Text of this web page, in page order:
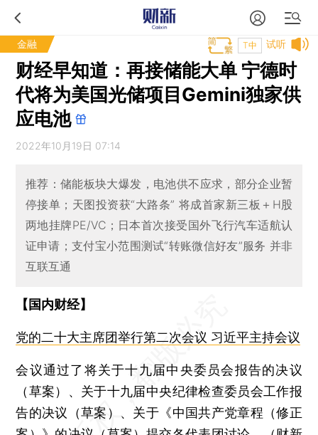
金融 试听
T中
财经早知道：再接储能大单 宁德时
代将为美国光储项目Gemini独家供
应电池
2022年10月19日 07:14
推荐：储能板块大爆发，电池供不应求，部分企业暂
停接单；天图投资获“大路条” 将成首家新三板＋H股
两地挂牌PE/VC；日本首次接受国外飞行汽车适航认
证申请；支付宝小范围测试“转账微信好友”服务 并非
互联互通
【国内财经】
党的二十大主席团举行第二次会议 习近平主持会议
会议通过了将关于十九届中央委员会报告的决议
（草案）、关于十九届中央纪律检查委员会工作报
告的决议（草案）、关于《中国共产党章程（修正